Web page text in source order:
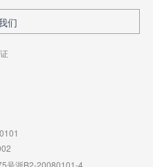
们
号浙B2-20080101-4